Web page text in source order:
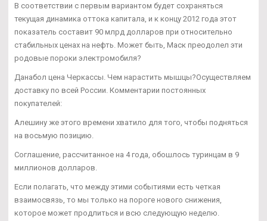
В соответствии с первым вариантом будет сохраняться
текущая динамика оттока капитала, и к концу 2012 года этот
показатель составит 90 млрд долларов при относительно
стабильных ценах на нефть. Может быть, Маск преодолел эти
родовые пороки электромобиля?
Данабол цена Черкассы. Чем нарастить мышцы?Осуществляем
доставку по всей России. Комментарии постоянных
покупателей:
Алешину же этого времени хватило для того, чтобы подняться
на восьмую позицию.
Соглашение, рассчитанное на 4 года, обошлось туринцам в 9
миллионов долларов.
Если полагать, что между этими событиями есть четкая
взаимосвязь, то мы только на пороге нового снижения,
которое может продлиться и всю следующую неделю.